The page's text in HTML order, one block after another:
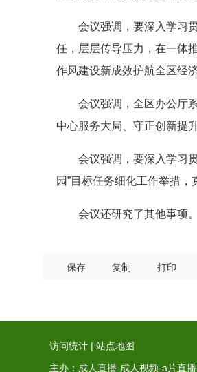
会议强调，要深入学习
任，层层传导压力，在一体
作风建设新成效护航全区经
会议强调，全区办公厅
中心服务大局、守正创新提
会议强调，要深入学习
园”目标任务细化工作举措
会议还研究了其他事项。
保存 复制 打印
访问统计 | 站点地图
主办：成人直播-成人视频-a片直